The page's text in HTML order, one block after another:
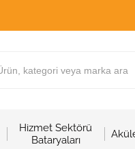
Hizmet Sektörü
Bataryaları